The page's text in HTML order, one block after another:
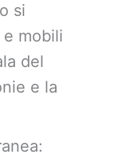
si
e mobili
del
e la